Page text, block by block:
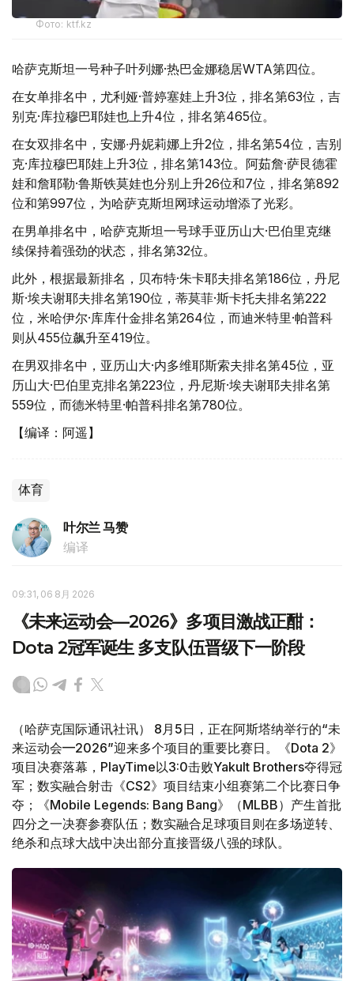
Фото: ktf.kz
哈萨克斯坦一号种子叶列娜·热巴金娜稳居WTA第四位。
在女单排名中，尤利娅·普婷塞娃上升3位，排名第63位，吉
别克·库拉穆巴耶娃也上升4位，排名第465位。
在女双排名中，安娜∙丹妮莉娜上升2位，排名第54位，吉别
克·库拉穆巴耶娃上升3位，排名第143位。阿茹詹·萨艮德霍
娃和詹耶勒·鲁斯铁莫娃也分别上升26位和7位，排名第892
位和第997位，为哈萨克斯坦网球运动增添了光彩。
在男单排名中，哈萨克斯坦一号球手亚历山大·巴伯里克继
续保持着强劲的状态，排名第32位。
此外，根据最新排名，贝布特·朱卡耶夫排名第186位，丹尼
斯·埃夫谢耶夫排名第190位，蒂莫菲·斯卡托夫排名第222
位，米哈伊尔·库库什金排名第264位，而迪米特里·帕普科
则从455位飙升至419位。
在男双排名中，亚历山大·内多维耶斯索夫排名第45位，亚
历山大·巴伯里克排名第223位，丹尼斯·埃夫谢耶夫排名第
559位，而德米特里·帕普科排名第780位。
【编译：阿遥】
体育
叶尔兰 马赞
编译
09:31, 06 8月 2026
《未来运动会—2026》多项目激战正酣：
Dota 2冠军诞生 多支队伍晋级下一阶段
（哈萨克国际通讯社讯） 8月5日，正在阿斯塔纳举行的“未
来运动会—2026”迎来多个项目的重要比赛日。《Dota 2》
项目决赛落幕，PlayTime以3:0击败Yakult Brothers夺得冠
军；数实融合射击《CS2》项目结束小组赛第二个比赛日争
夺；《Mobile Legends: Bang Bang》（MLBB）产生首批
四分之一决赛参赛队伍；数实融合足球项目则在多场逆转、
绝杀和点球大战中决出部分直接晋级八强的球队。